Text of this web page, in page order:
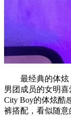
最经典的体炫，
男团成员的女明
City Boy的体炫酷
裤搭配，看似随意